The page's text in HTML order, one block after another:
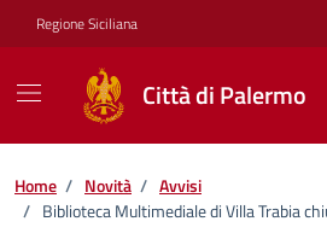
Vai ai contenuti
Vai al footer
Regione Siciliana
Città di Palermo
Home / Novità / Avvisi
/ Biblioteca Multimediale di Villa Trabia